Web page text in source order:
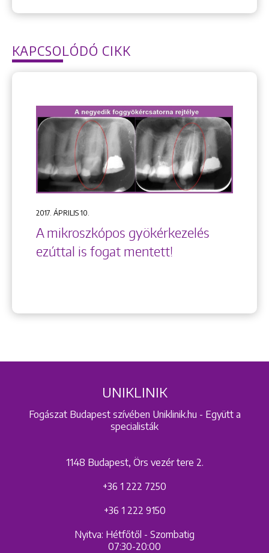
KAPCSOLÓDÓ CIKK
2017. ÁPRILIS 10.
A mikroszkópos gyökérkezelés
ezúttal is fogat mentett!
UNIKLINIK
Fogászat Budapest szívében Uniklinik.hu - Együtt a
specialisták
1148 Budapest, Örs vezér tere 2.
+36 1 222 7250
+36 1 222 9150
Nyitva: Hétfőtől - Szombatig
07:30-20:00